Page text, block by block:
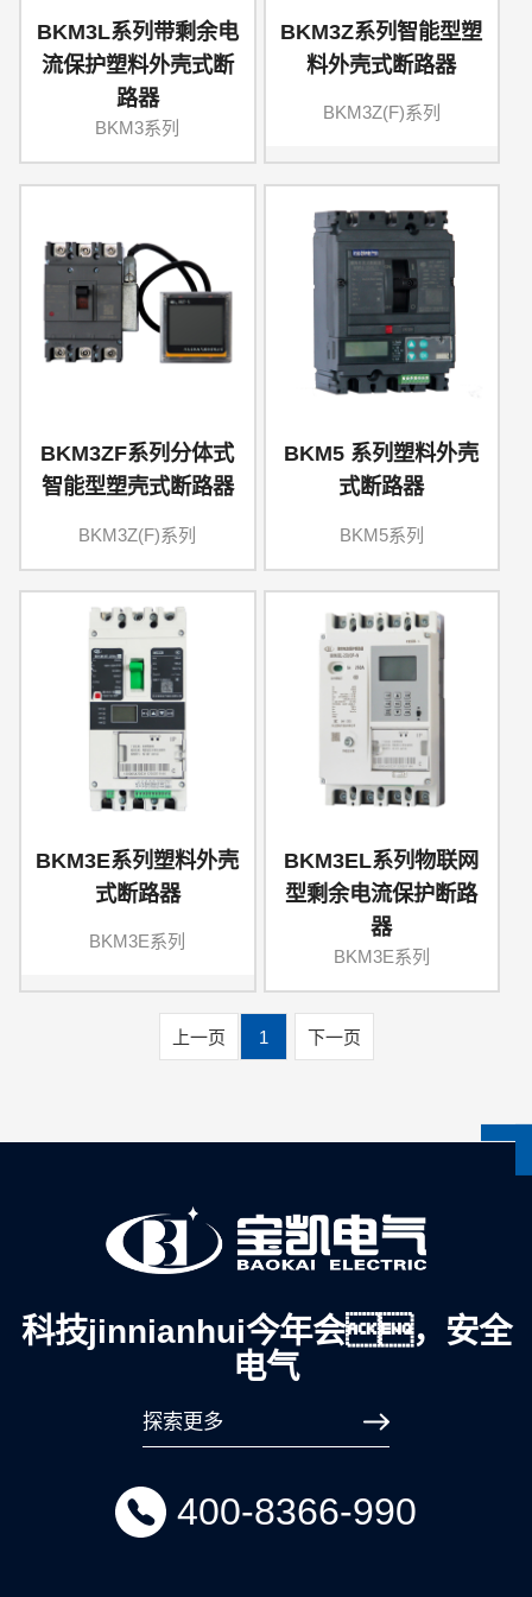
BKM3L系列带剩余电
流保护塑料外壳式断
路器
BKM3系列
BKM3Z系列智能型塑
料外壳式断路器
BKM3Z(F)系列
BKM3ZF系列分体式
智能型塑壳式断路器
BKM3Z(F)系列
BKM5 系列塑料外壳
式断路器
BKM5系列
BKM3E系列塑料外壳
式断路器
BKM3E系列
BKM3EL系列物联网
型剩余电流保护断路
器
BKM3E系列
上一页 1 下一页
科技jinnianhui今年会，安全
电气
探索更多
400-8366-990